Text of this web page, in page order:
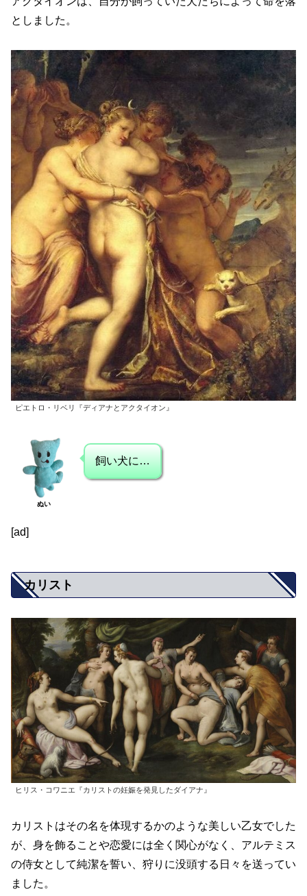
としました。
ピエトロ・リベリ『ディアナとアクタイオン』
ぬい
飼い犬に…
[ad]
カリスト
ヒリス・コワニエ『カリストの妊娠を発見したダイアナ』
カリストはその名を体現するかのような美しい乙女でした
が、身を飾ることや恋愛には全く関心がなく、アルテミス
の侍女として純潔を誓い、狩りに没頭する日々を送ってい
ました。